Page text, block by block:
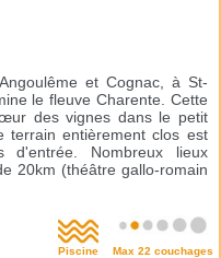
et Cognac, à St-
le fleuve Charente. Cette
des vignes dans le petit
terrain entièrement clos est
d'entrée. Nombreux lieux
20km (théâtre gallo-romain
Piscine Max 22 couchages